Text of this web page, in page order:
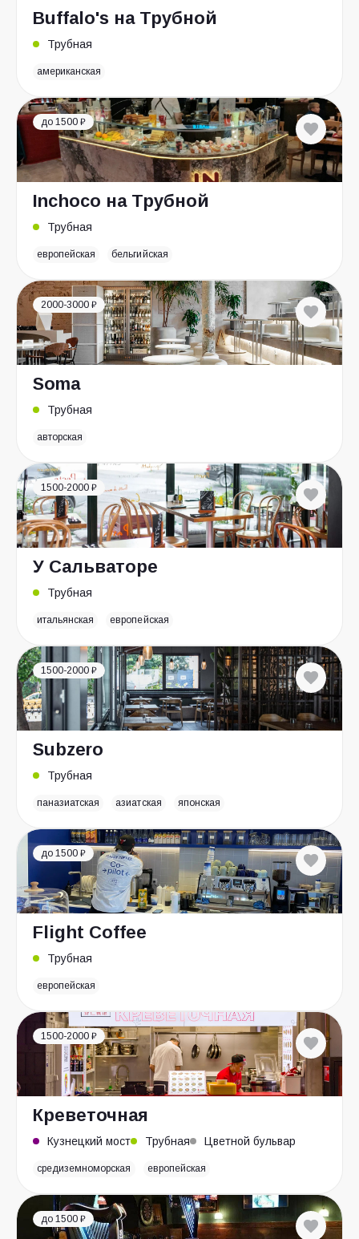
Buffalo's на Трубной
Трубная
американская
до 1500 ₽
Inchoco на Трубной
Трубная
европейская бельгийская
2000-3000 ₽
Soma
Трубная
авторская
1500-2000 ₽
У Сальваторе
Трубная
итальянская европейская
1500-2000 ₽
Subzero
Трубная
паназиатская азиатская японская
до 1500 ₽
Flight Coffee
Трубная
европейская
1500-2000 ₽
Креветочная
Кузнецкий мост Трубная Цветной бульвар
средиземноморская европейская
до 1500 ₽